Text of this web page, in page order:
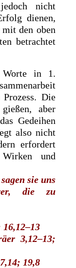
nicht
dienen,
den oben
betrachtet
Worte in 1.
Die
aber
Gedeihen
also nicht
erfordert
und
sie uns
die zu
16,12–13
3,12–13;
19,8